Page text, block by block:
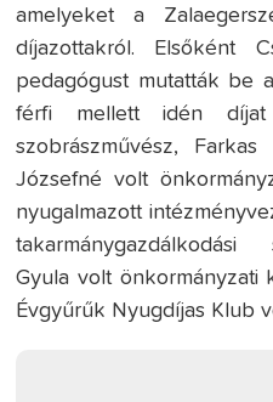
amelyeket a
díjazottakról. Elsőként
pedagógust mutatták be
férfi mellett idén
szobrászművész,
Józsefné volt
nyugalmazott
Gyula volt önkormányzati
Évgyűrűk Nyugdíjas Klub